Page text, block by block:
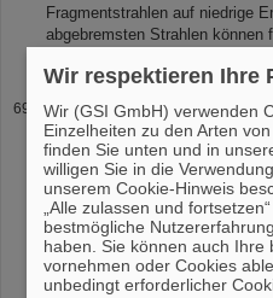
Fragmentstrahlen auf niedrige
abgebremsten Strahlen können
CRYRING@ESR
highly chargedionsdown to a
excellent vacuum conditions to
several seconds to minutes for
ions . It is equipped [...]
range of lightionsfrom gaseous
source transmits beams
the ring. Theionbeam energy
energy storage ring for heavy
Wir respektieren Ihre
Wir (GSI GmbH) verwenden
Einzelheiten zu den Arten
finden Sie unten und in
willigen Sie in die
unserem Cookie-Hinweis
„Alle zulassen und
bestmögliche
haben. Sie können auch Ihre
vornehmen oder Cookies
unbedingt erforderlicher